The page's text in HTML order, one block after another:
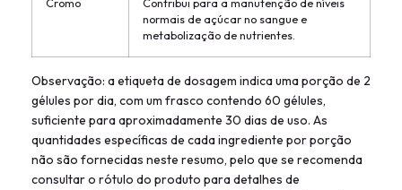
normais de açúcar no sangue e
metabolização de nutrientes.
Observação: a etiqueta de dosagem indica uma porção de 2
gélules por dia, com um frasco contendo 60 gélules,
suficiente para aproximadamente 30 dias de uso. As
quantidades específicas de cada ingrediente por porção
não são fornecidas neste resumo, pelo que se recomenda
consultar o rótulo do produto para detalhes de